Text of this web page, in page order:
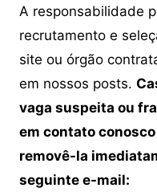
A responsabilidade
recrutamento e
site ou órgão
em nossos posts.
vaga suspeita ou
em contato
removê-la
seguinte e-mail: